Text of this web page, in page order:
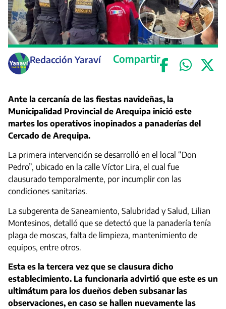
Redacción Yaraví Compartir
Ante la cercanía de las fiestas navideñas, la
Municipalidad Provincial de Arequipa inició este
martes los operativos inopinados a panaderías del
Cercado de Arequipa.
La primera intervención se desarrolló en el local “Don
Pedro”, ubicado en la calle Víctor Lira, el cual fue
clausurado temporalmente, por incumplir con las
condiciones sanitarias.
La subgerenta de Saneamiento, Salubridad y Salud, Lilian
Montesinos, detalló que se detectó que la panadería tenía
plaga de moscas, falta de limpieza, mantenimiento de
equipos, entre otros.
Esta es la tercera vez que se clausura dicho
establecimiento. La funcionaria advirtió que este es un
ultimátum para los dueños deben subsanar las
observaciones, en caso se hallen nuevamente las